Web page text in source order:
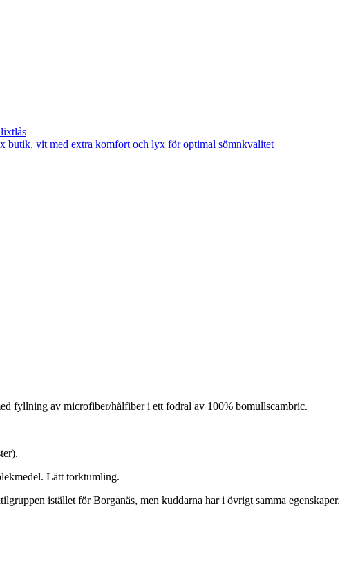
fyllning av microfiber/hålfiber i ett fodral av 100% bomullscambric.
Lätt torktumling.
istället för Borganäs, men kuddarna har i övrigt samma egenskaper.